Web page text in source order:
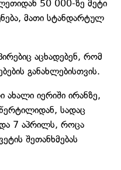
50 000-ზე მეტი
მათი სტანდარტულ
აცხადებენ, რომ
განახლებისთვის.
ახალი იერიში ირანზე,
სადაც
7 აპრილს, როცა
შეთანხმებას